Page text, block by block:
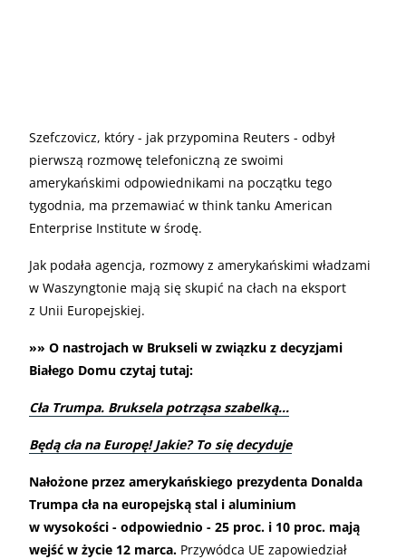
Szefczovicz, który - jak przypomina Reuters - odbył
pierwszą rozmowę telefoniczną ze swoimi
amerykańskimi odpowiednikami na początku tego
tygodnia, ma przemawiać w think tanku American
Enterprise Institute w środę.
Jak podała agencja, rozmowy z amerykańskimi władzami
w Waszyngtonie mają się skupić na cłach na eksport
z Unii Europejskiej.
»» O nastrojach w Brukseli w związku z decyzjami
Białego Domu czytaj tutaj:
Cła Trumpa. Bruksela potrząsa szabelką…
Będą cła na Europę! Jakie? To się decyduje
Nałożone przez amerykańskiego prezydenta Donalda
Trumpa cła na europejską stal i aluminium
w wysokości - odpowiednio - 25 proc. i 10 proc. mają
wejść w życie 12 marca. Przywódca UE zapowiedział